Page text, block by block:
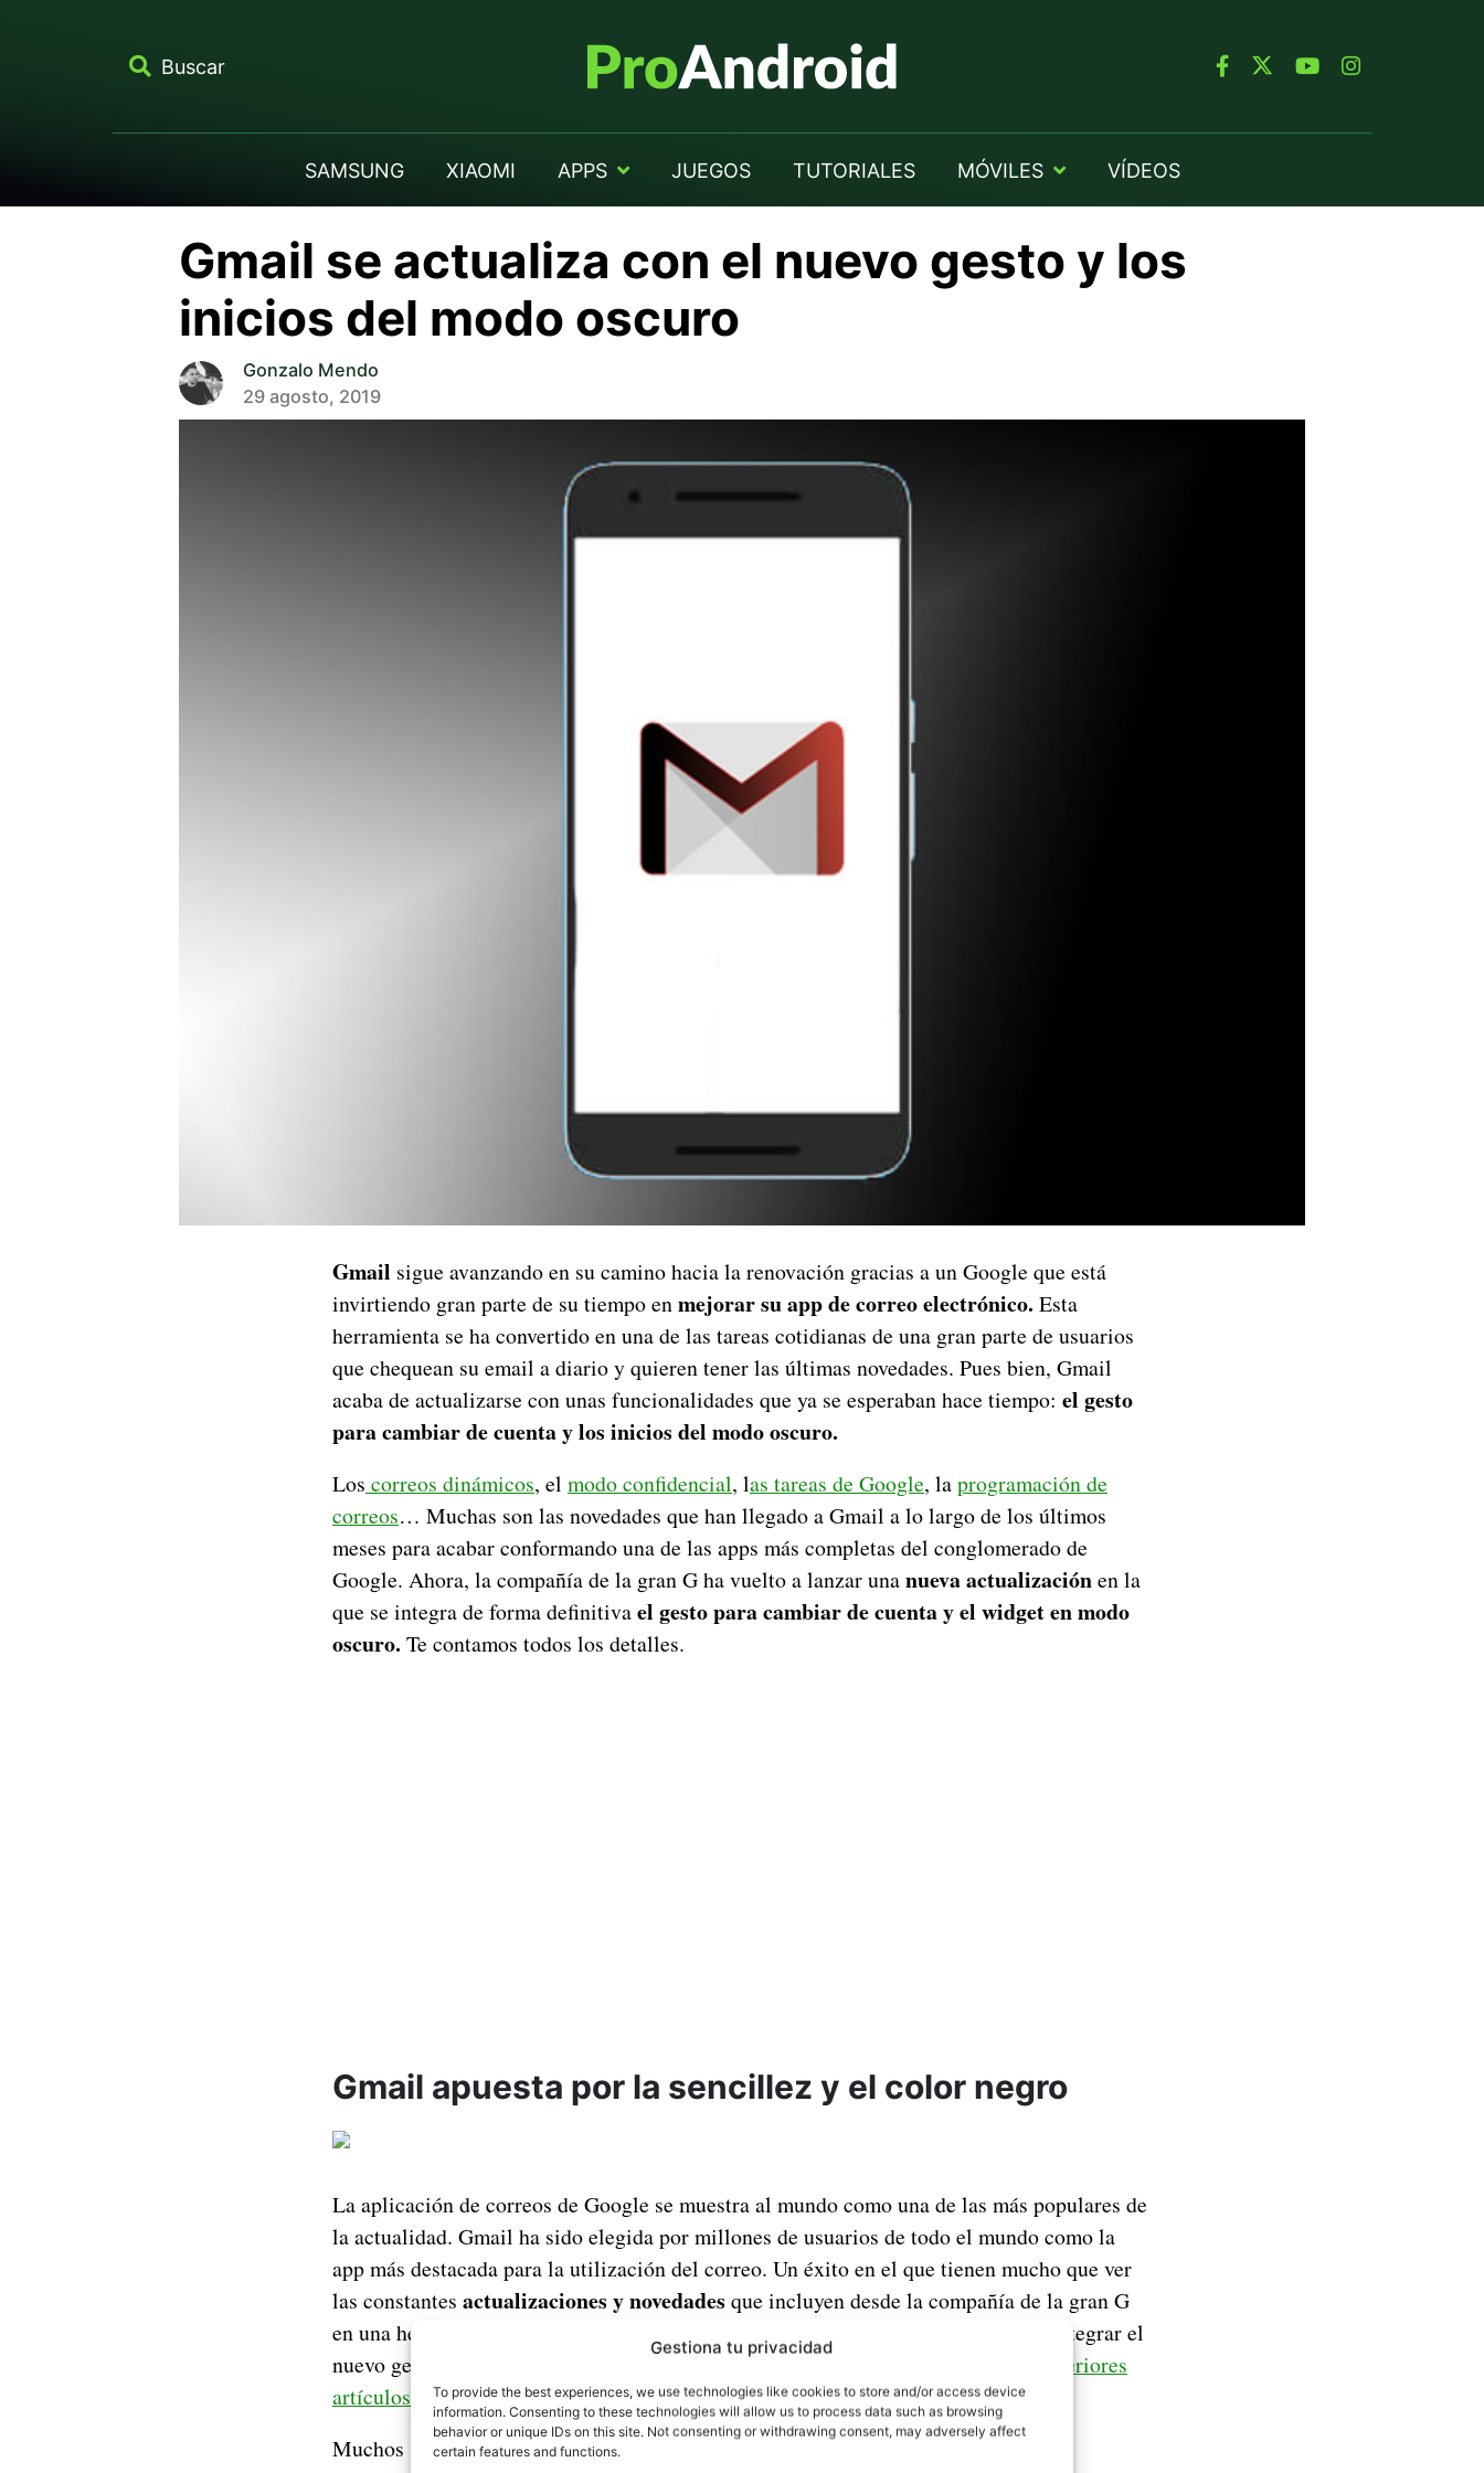
Gestiona tu privacidad
To provide the best experiences, we use technologies like cookies to store and/or access device
information. Consenting to these technologies will allow us to process data such as browsing
behavior or unique IDs on this site. Not consenting or withdrawing consent, may adversely affect
certain features and functions.
Buscar
SAMSUNG XIAOMI APPS JUEGOS TUTORIALES MÓVILES VÍDEOS
Gmail se actualiza con el nuevo gesto y los
inicios del modo oscuro
Gonzalo Mendo
29 agosto, 2019
Gmail sigue avanzando en su camino hacia la renovación gracias a un Google que está
invirtiendo gran parte de su tiempo enmejorar su app de correo electrónico. Esta
herramienta se ha convertido en una de las tareas cotidianas de una gran parte de usuarios
que chequean su email a diario y quieren tener las últimas novedades. Pues bien, Gmail
acaba de actualizarse con unas funcionalidades que ya se esperaban hace tiempo: el gesto
para cambiar de cuenta y los inicios del modo oscuro.
Los correos dinámicos, el modo confidencial, las tareas de Google, laprogramación de
correos… Muchas son las novedades que han llegado a Gmail a lo largo de los últimos
meses para acabar conformando una de las apps más completas del conglomerado de
Google. Ahora, la compañía de la gran G ha vuelto a lanzar unanueva actualizaciónen la
que se integra de forma definitivael gesto para cambiar de cuenta y el widget en modo
oscuro. Te contamos todos los detalles.
Gmail apuesta por la sencillez y el color negro
La aplicación de correos de Google se muestra al mundo como una de las más populares de
la actualidad. Gmail ha sido elegida por millones de usuarios de todo el mundo como la
app más destacada para la utilización del correo. Un éxito en el que tienen mucho que ver
las constantes actualizaciones y novedades que incluyen desde la compañía de la gran G
en una herramienta cada vez más utilitaria. En esta ocasión, Google ha decidido integrar el
nuevo gesto para cambiar de cuenta queya habíamos visto en Google Maps en anteriores
artículos.
Muchos son los usuarios los que cuentan con varios perfiles en su app de Gmail.